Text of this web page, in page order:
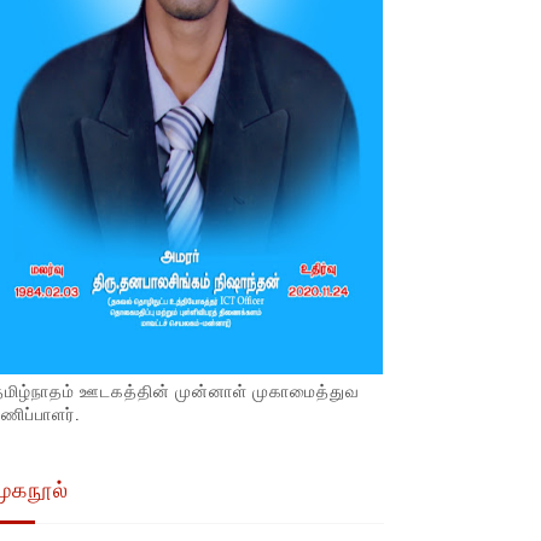
ஊடகத்தின் முன்னாள் முகாமைத்துவ